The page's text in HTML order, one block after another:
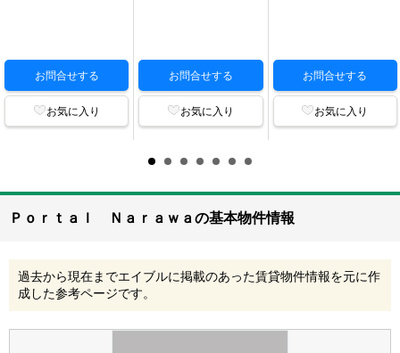
お問合せする
お気に入り
お問合せする
お気に入り
お問合せする
お気に入り
Ｐｏｒｔａｌ Ｎａｒａｗａの基本物件情報
過去から現在までエイブルに掲載のあった賃貸物件情報を元に作
成した参考ページです。